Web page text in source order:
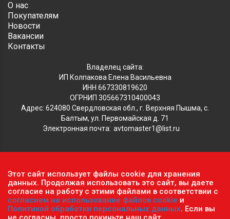
О нас
Покупателям
Новости
Вакансии
Контакты
Владелец сайта:
ИП Колпакова Елена Васильевна
ИНН 667330819620
ОГРНИП 305667310400043
Адрес: 624080 Свердловская обл., г. Верхняя Пышма, с.
Балтым, ул. Первомайская д. 71
Электронная почта: avtomaster1@list.ru
Обратите внимание, что данный сайт носит исключительно
информационный характер и ни при каких условиях не
является публичной офертой, определяемой положениями ч.2
ст. 437 Гражданского кодекса РФ.Политика
конфиденциальности персональных данных.
Этот сайт использует файлы cookie для хранения
данных. Продолжая использовать это сайт, вы даете
согласие на работу с этими файлами в соответствии с
согласием на использование файлов cookie и
Политикой обработки персональных данных. Если вы